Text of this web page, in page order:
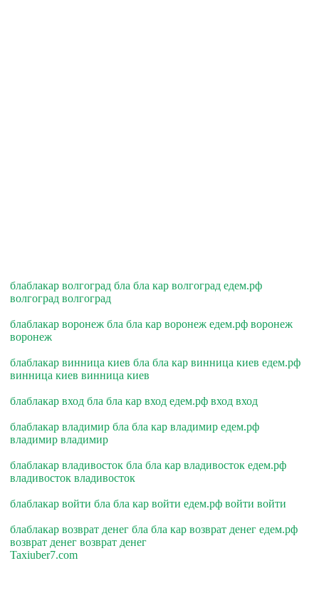
блаблакар волгоград бла бла кар волгоград едем.рф
волгоград волгоград
блаблакар воронеж бла бла кар воронеж едем.рф воронеж
воронеж
блаблакар винница киев бла бла кар винница киев едем.рф
винница киев винница киев
блаблакар вход бла бла кар вход едем.рф вход вход
блаблакар владимир бла бла кар владимир едем.рф
владимир владимир
блаблакар владивосток бла бла кар владивосток едем.рф
владивосток владивосток
блаблакар войти бла бла кар войти едем.рф войти войти
блаблакар возврат денег бла бла кар возврат денег едем.рф
возврат денег возврат денег
Taxiuber7.com